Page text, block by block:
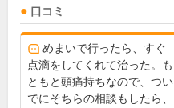
口コミ
めまいで行ったら、すぐ
点滴をしてくれて治った。も
ともと頭痛持ちなので、つい
でにそちらの相談もしたら、